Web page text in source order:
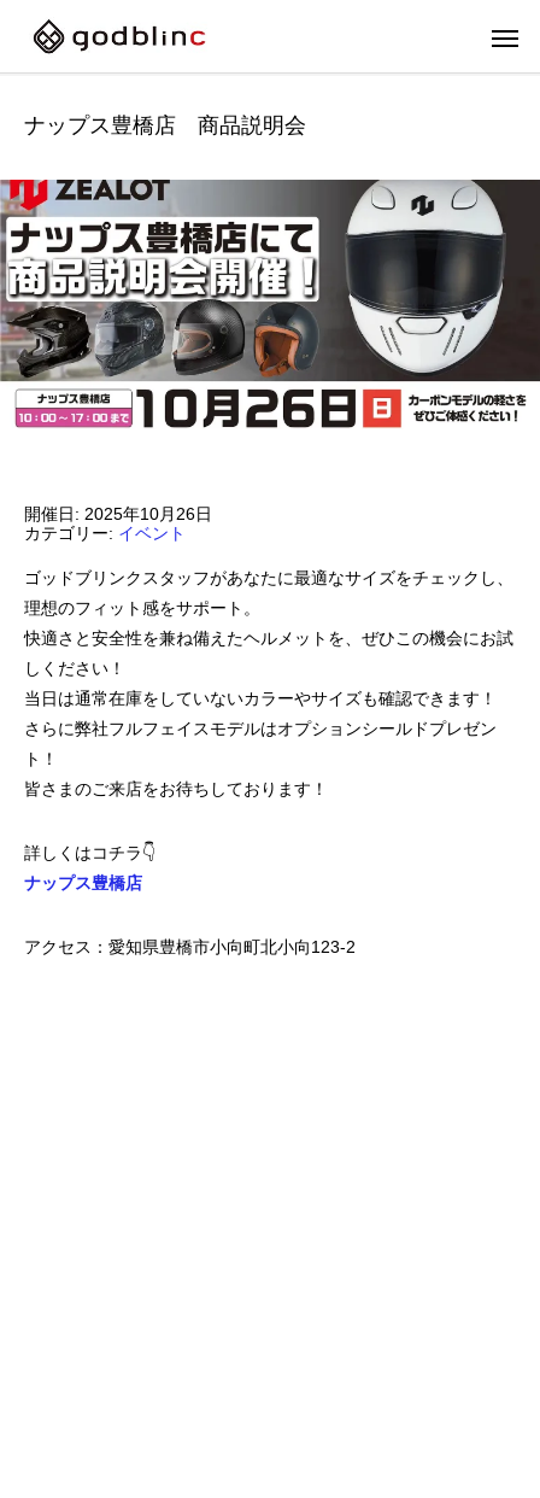
FULL-FACE
ナップス豊橋店 商品説明会
開催日: 2025年10月26日
カテゴリー: イベント
ゴッドブリンクスタッフがあなたに最適なサイズをチェックし、
理想のフィット感をサポート。
快適さと安全性を兼ね備えたヘルメットを、ぜひこの機会にお試
しください！
当日は通常在庫をしていないカラーやサイズも確認できます！
さらに弊社フルフェイスモデルはオプションシールドプレゼン
ト！
皆さまのご来店をお待ちしております！
詳しくはコチラ👇
ナップス豊橋店
アクセス：愛知県豊橋市小向町北小向123‐2